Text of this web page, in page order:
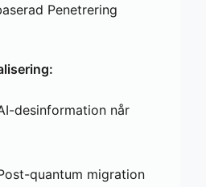
Penetrering
desinformation når
quantum migration